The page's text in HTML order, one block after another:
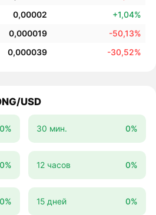
0,00002 +1,04%
0,000019 -50,13%
0,000039 -30,52%
USD
0% 30 мин. 0%
0% 12 часов 0%
0% 15 дней 0%